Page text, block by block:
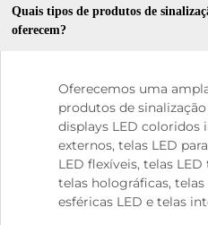
Quais tipos de produtos de
oferecem?
Oferecemos uma
produtos de
displays LED coloridos
externos, telas LED
LED flexíveis, telas
telas holográficas,
esféricas LED e telas